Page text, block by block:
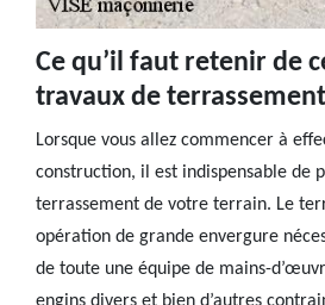
Ce qu’il faut retenir de
travaux de terrassement
Lorsque vous allez commencer à
construction, il est indispensable de
terrassement de votre terrain. Le
opération de grande envergure
de toute une équipe de mains-